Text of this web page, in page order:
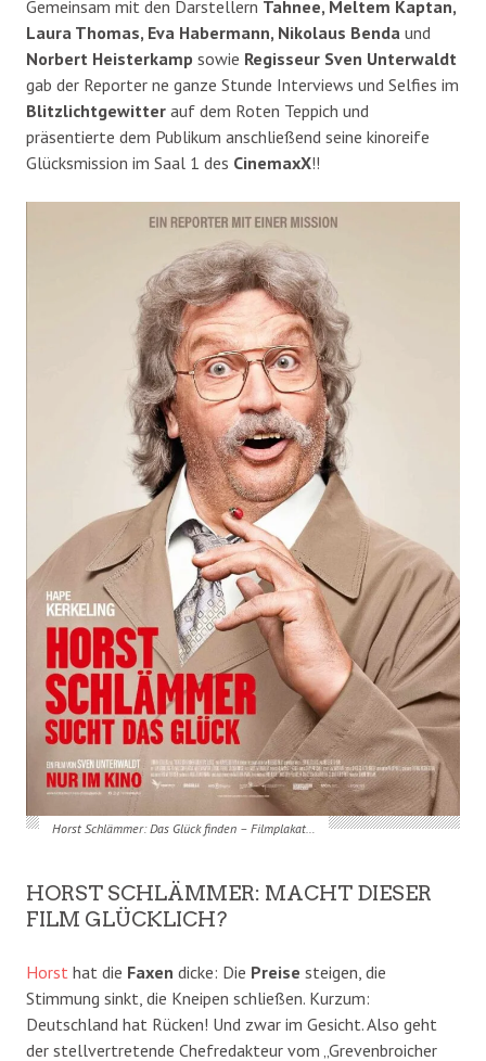
Gemeinsam mit den Darstellern Tahnee, Meltem Kaptan,
Laura Thomas, Eva Habermann, Nikolaus Benda und
Norbert Heisterkamp sowie Regisseur Sven Unterwaldt
gab der Reporter ne ganze Stunde Interviews und Selfies im
Blitzlichtgewitter auf dem Roten Teppich und
präsentierte dem Publikum anschließend seine kinoreife
Glücksmission im Saal 1 des CinemaxX!!
Horst Schlämmer: Das Glück finden – Filmplakat…
HORST SCHLÄMMER: MACHT DIESER
FILM GLÜCKLICH?
Horst hat die Faxen dicke: Die Preise steigen, die
Stimmung sinkt, die Kneipen schließen. Kurzum:
Deutschland hat Rücken! Und zwar im Gesicht. Also geht
der stellvertretende Chefredakteur vom „Grevenbroicher